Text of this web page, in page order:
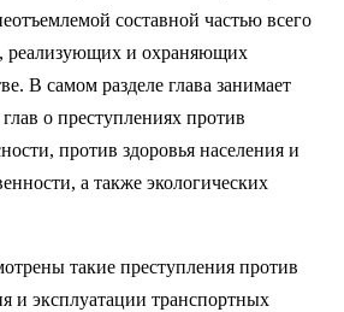
составной частью всего
реализующих и охраняющих
В самом разделе глава занимает
о преступлениях против
против здоровья населения и
а также экологических
такие преступления против
и эксплуатации транспортных